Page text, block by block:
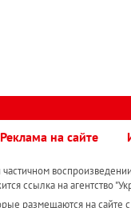
Реклама на сайте
ссылка на агентство
размещаются на сайте